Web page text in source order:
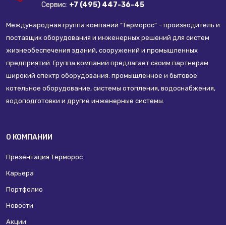
Сервис: +7 (495) 447-36-45
Международная группа компаний “Терморос” – производитель и
поставщик оборудования и инженерных решений для систем
жизнеобеспечения зданий, сооружений и промышленных
предприятий. Группа компаний предлагает своим партнерам
широкий спектр оборудования: промышленное и бытовое
котельное оборудование, системы отопления, водоснабжения,
водоподготовки и другие инженерные системы.
О КОМПАНИИ
Презентация Терморос
Карьера
Портфолио
Новости
Акции